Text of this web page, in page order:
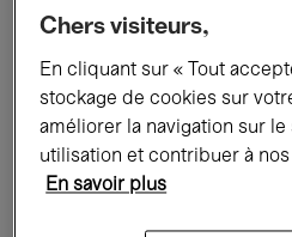
Tous les événements
Expositions
Rencontres & Débats
Musique classique
Chers visiteurs,
En cliquant sur « Tout
stockage de cookies sur
améliorer la navigation sur le
utilisation et contribuer à
En savoir plus